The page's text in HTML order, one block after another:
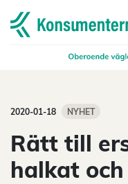
Navigera till startsidan
2020-01-18 NYHET
Rätt till
halkat